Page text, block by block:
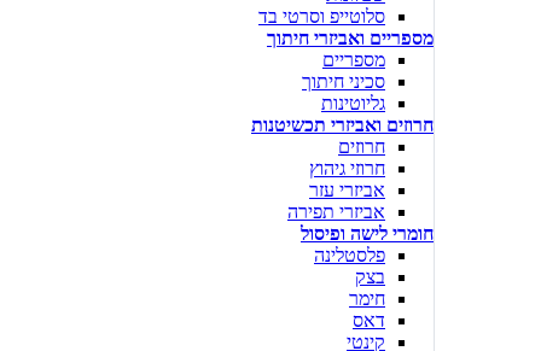
סלוטייפ וסרטי בד
מספריים ואביזרי חיתוך
מספריים
סכיני חיתוך
גליוטינות
חרוזים ואביזרי תכשיטנות
חרוזים
חרוזי גיהוץ
אביזרי עזר
אביזרי תפירה
חומרי לישה ופיסול
פלסטלינה
בצק
חימר
דאס
קינטי